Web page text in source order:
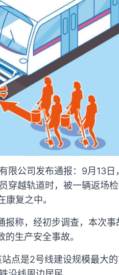
公司发布通报：9月13日
越轨道时，被一辆返场检
复之中。
称，经初步调查，本次
生产安全事故。
点是2号线建设规模最大